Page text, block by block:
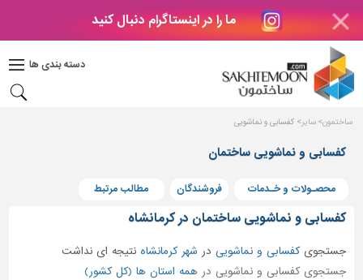
ما را در اینستاگرام دنبال کنید
دسته بندی ها
دکوراسیون
بتن
های
بتنی
و
پنجره
ساختمانی
ساختمون سایر کفسابی و نماشویی
کفسابی و نماشویی ساختمان
محصـولات و خـدمات فروشندگان مطالب مرتبط
کفسابی و نماشویی ساختمان در کرمانشاه
جستجویکفسابی و نماشویی در شهر کرمانشاه نتیجه ای نداشت
جستجوی کفسابی و نماشویی در همه استان ها (کل کشور)